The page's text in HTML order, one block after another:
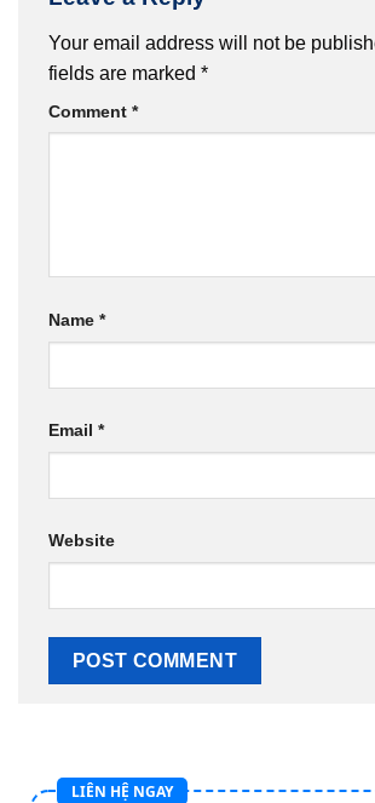
Your email address will not be
fields are marked *
Comment *
Name *
Email *
Website
LIÊN HỆ NGAY